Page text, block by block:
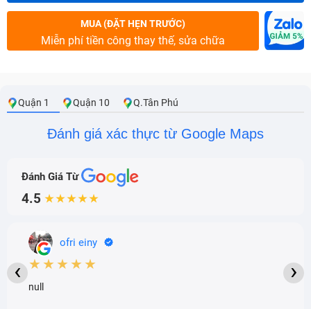
MUA (ĐẶT HẸN TRƯỚC)
Miễn phí tiền công thay thế, sửa chữa
Quận 1 Quận 10 Q.Tân Phú
Đánh giá xác thực từ Google Maps
Đánh Giá Từ
4.5 ★★★★★
ofri einy
★★★★★
null
‹ ›